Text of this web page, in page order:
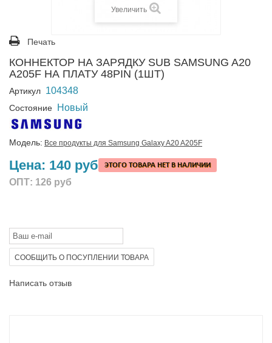
Увеличить
Печать
КОННЕКТОР НА ЗАРЯДКУ SUB SAMSUNG A20
A205F НА ПЛАТУ 48PIN (1ШТ)
Артикул 104348
Состояние Новый
Модель: Все продукты для Samsung Galaxy A20 A205F
Цена: 140 руб
ОПТ: 126 руб
ЭТОГО ТОВАРА НЕТ В НАЛИЧИИ
СООБЩИТЬ О ПОСУПЛЕНИИ ТОВАРА
Написать отзыв